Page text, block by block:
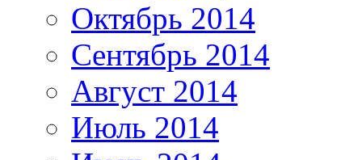
Октябрь 2014
Сентябрь 2014
Август 2014
Июль 2014